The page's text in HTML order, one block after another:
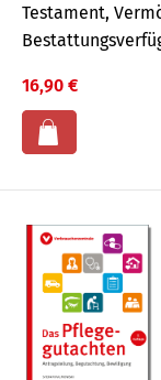
Testament,
16,90 €